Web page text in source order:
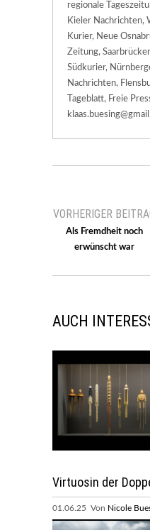
regionale
Kieler Nachrichten,
Kurier, Neue
Zeitung,
Südkurier,
Nachrichten,
Tageblatt, Freie
VORHERIGER
Als Fremdheit noch
erwünscht war
AUCH
Virtuosin der
01.06.25 Von Nicole